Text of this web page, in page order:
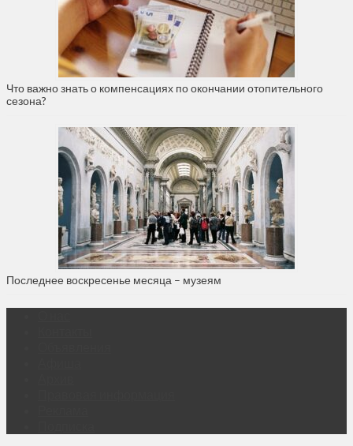
Что важно знать о компенсациях по окончании отопительного
сезона?
Последнее воскресенье месяца – музеям